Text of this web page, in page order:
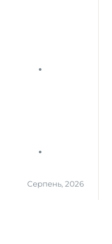
Серпень, 2026